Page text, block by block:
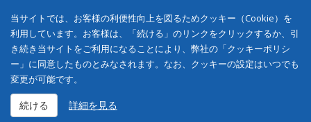
当サイトでは、お客様の利便性向上を図るためクッキー（Cookie）を
利用しています。お客様は、「続ける」のリンクをクリックするか、引
き続き当サイトをご利用になることにより、弊社の「クッキーポリシ
ー」に同意したものとみなされます。なお、クッキーの設定はいつでも
変更が可能です。
続ける 詳細を見る